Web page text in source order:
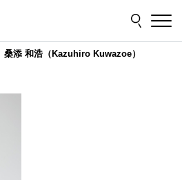
桑添 和浩（Kazuhiro Kuwazoe）